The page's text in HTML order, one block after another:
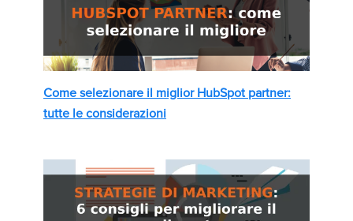
Come selezionare il miglior HubSpot partner:
tutte le considerazioni